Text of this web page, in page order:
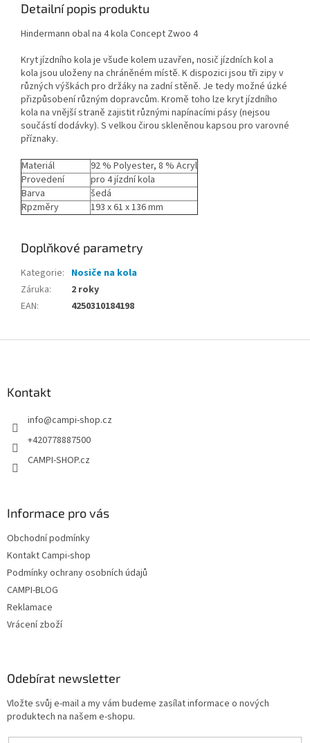
Detailní popis produktu
Hindermann obal na 4 kola Concept Zwoo 4
Kryt jízdního kola je všude kolem uzavřen, nosič jízdních kol a
kola jsou uloženy na chráněném místě. K dispozici jsou tři zipy v
různých výškách pro držáky na zadní stěně. Je tedy možné úzké
přizpůsobení různým dopravcům. Kromě toho lze kryt jízdního
kola na vnější straně zajistit různými napínacími pásy (nejsou
součástí dodávky). S velkou čirou skleněnou kapsou pro varovné
příznaky.
Materiál 92 % Polyester, 8 % Acryl
Provedení
pro 4 jízdní kola
Barva
šedá
Rpzměry
193 x 61 x 136 mm
Doplňkové parametry
Kategorie: Nosiče na kola
Záruka:
2 roky
EAN: 4250310184198
Kontakt
info@campi-shop.cz
+420778887500
CAMPI-SHOP.cz
Informace pro vás
Obchodní podmínky
Kontakt Campi-shop
Podmínky ochrany osobních údajů
CAMPI-BLOG
Reklamace
Vrácení zboží
Odebírat newsletter
Vložte svůj e-mail a my vám budeme zasílat informace o nových
produktech na našem e-shopu.